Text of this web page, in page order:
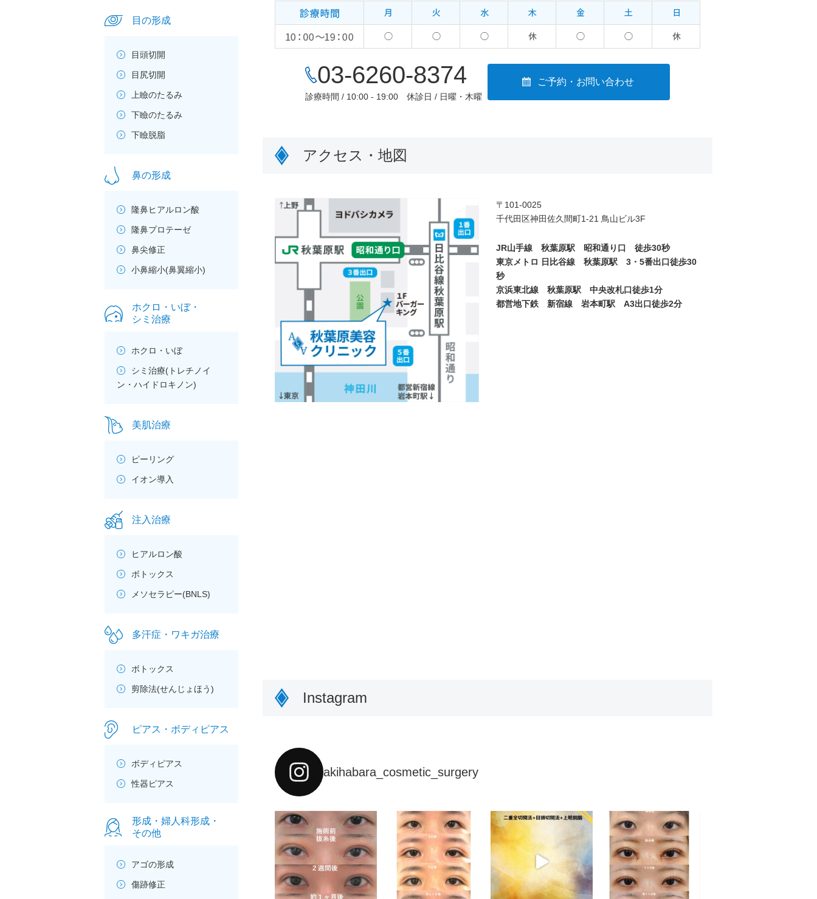
目の形成
目頭切開
目尻切開
上瞼のたるみ
下瞼のたるみ
下瞼脱脂
鼻の形成
隆鼻ヒアルロン酸
隆鼻プロテーゼ
鼻尖修正
小鼻縮小(鼻翼縮小)
ホクロ・いぼ・
シミ治療
ホクロ・いぼ
シミ治療(トレチノイ
ン・ハイドロキノン)
美肌治療
ピーリング
イオン導入
注入治療
ヒアルロン酸
ボトックス
メソセラピー(BNLS)
多汗症・ワキガ治療
ボトックス
剪除法(せんじょほう)
ピアス・ボディピアス
ボディピアス
性器ピアス
形成・婦人科形成・
その他
アゴの形成
傷跡修正
ご予約・お問い合わせ
03-6260-8374
診療時間 / 10:00 - 19:00 休診日 / 日曜・木曜
アクセス・地図
〒101-0025
千代田区神田佐久間町1-21 鳥山ビル3F
JR山手線 秋葉原駅 昭和通り口 徒歩30秒
東京メトロ 日比谷線 秋葉原駅 3・5番出口徒歩30
秒
京浜東北線 秋葉原駅 中央改札口徒歩1分
都営地下鉄 新宿線 岩本町駅 A3出口徒歩2分
Instagram
akihabara_cosmetic_surgery